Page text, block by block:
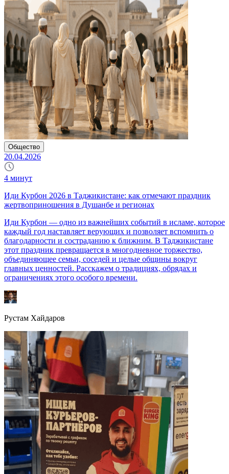
Общество
20.04.2026
4 минут
Иди Курбон 2026 в Таджикистане: как отмечают праздник
жертвоприношения в Душанбе и регионах
Иди Курбон — одно из важнейших событий в исламе, которое
каждый год наставляет верующих и позволяет вспомнить о
благодарности и состраданию к ближним. В Таджикистане
этот праздник превращается в многодневное торжество,
объединяющее семьи, соседей и целые общины вокруг
главных ценностей. Расскажем о традициях, обрядах и
ограничениях этого особого времени.
Рустам Хайдаров